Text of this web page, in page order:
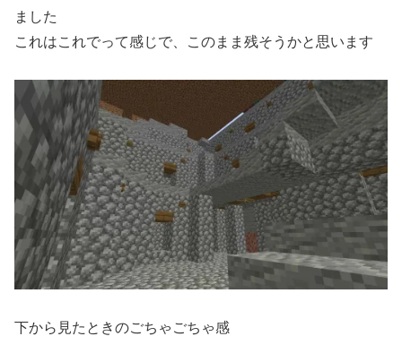
ました
これはこれでって感じで、このまま残そうかと思います
下から見たときのごちゃごちゃ感